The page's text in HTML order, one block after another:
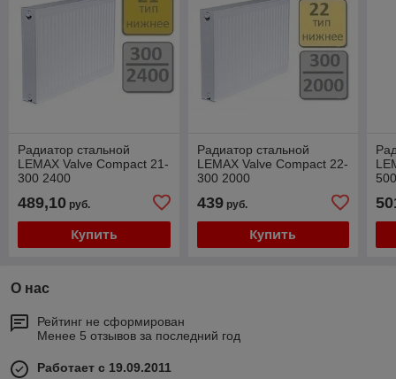
Радиатор стальной
LEMAX Valve Compact 21-
300 2400
489,10 руб.
Купить
Радиатор стальной
LEMAX Valve Compact 22-
300 2000
439руб.
Купить
О нас
Рейтинг не сформирован
Менее 5 отзывов за последний год
Работает с 19.09.2011